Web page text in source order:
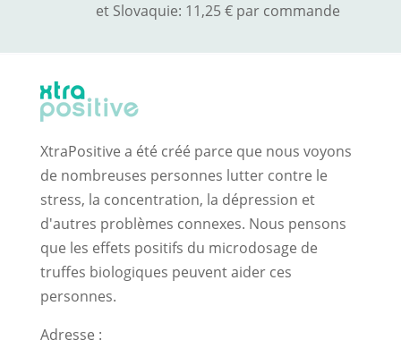
et Slovaquie: 11,25 € par commande
XtraPositive a été créé parce que nous voyons
de nombreuses personnes lutter contre le
stress, la concentration, la dépression et
d'autres problèmes connexes. Nous pensons
que les effets positifs du microdosage de
truffes biologiques peuvent aider ces
personnes.
Adresse :